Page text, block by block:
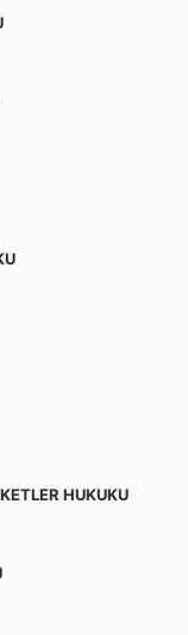
HUKUKU